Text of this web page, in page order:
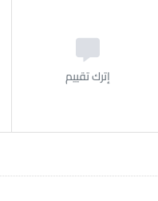
إترك تقييم